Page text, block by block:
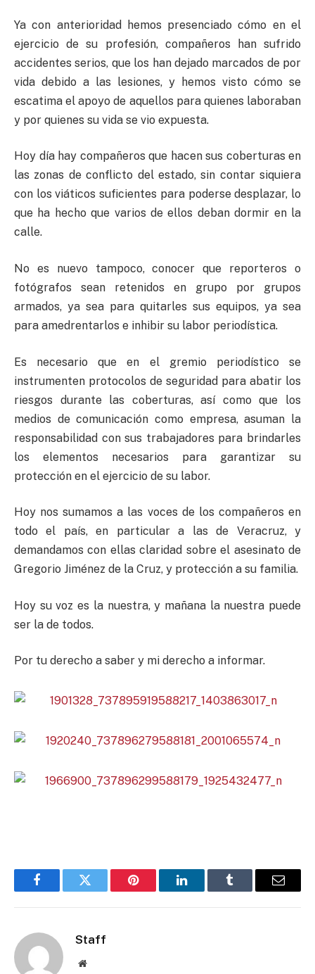
Ya con anterioridad hemos presenciado cómo en el
ejercicio de su profesión, compañeros han sufrido
accidentes serios, que los han dejado marcados de por
vida debido a las lesiones, y hemos visto cómo se
escatima el apoyo de aquellos para quienes laboraban
y por quienes su vida se vio expuesta.
Hoy día hay compañeros que hacen sus coberturas en
las zonas de conflicto del estado, sin contar siquiera
con los viáticos suficientes para poderse desplazar, lo
que ha hecho que varios de ellos deban dormir en la
calle.
No es nuevo tampoco, conocer que reporteros o
fotógrafos sean retenidos en grupo por grupos
armados, ya sea para quitarles sus equipos, ya sea
para amedrentarlos e inhibir su labor periodística.
Es necesario que en el gremio periodístico se
instrumenten protocolos de seguridad para abatir los
riesgos durante las coberturas, así como que los
medios de comunicación como empresa, asuman la
responsabilidad con sus trabajadores para brindarles
los elementos necesarios para garantizar su
protección en el ejercicio de su labor.
Hoy nos sumamos a las voces de los compañeros en
todo el país, en particular a las de Veracruz, y
demandamos con ellas claridad sobre el asesinato de
Gregorio Jiménez de la Cruz, y protección a su familia.
Hoy su voz es la nuestra, y mañana la nuestra puede
ser la de todos.
Por tu derecho a saber y mi derecho a informar.
FacebookTwitter Pinterest LinkedInTumblr Email
Staff
Website